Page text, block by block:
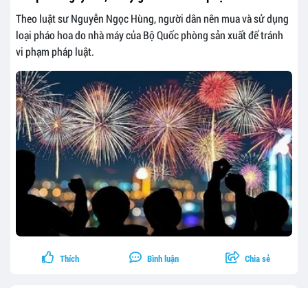
Theo luật sư Nguyễn Ngọc Hùng, người dân nên mua và sử dụng
loại pháo hoa do nhà máy của Bộ Quốc phòng sản xuất để tránh
vi phạm pháp luật.
Thích Bình luận Chia sẻ